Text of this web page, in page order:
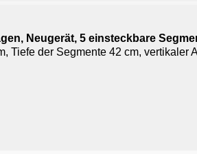
Neugerät, 5 einsteckbare
Tiefe der Segmente 42 cm,